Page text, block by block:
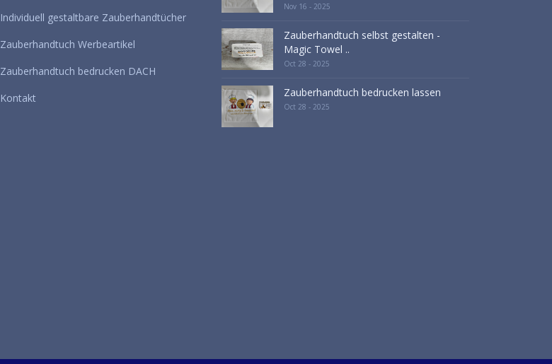
Individuell gestaltbare Zauberhandtücher
Zauberhandtuch Werbeartikel
Zauberhandtuch bedrucken DACH
Kontakt
Nov 16 - 2025
Zauberhandtuch selbst gestalten -
Magic Towel ..
Oct 28 - 2025
Zauberhandtuch bedrucken lassen
Oct 28 - 2025